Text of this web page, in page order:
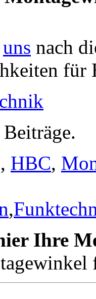
uns nach
für
, HBC,
,
Ihre